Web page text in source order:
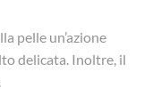
pelle un’azione
delicata. Inoltre, il